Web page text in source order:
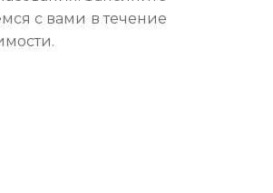
с вами в течение